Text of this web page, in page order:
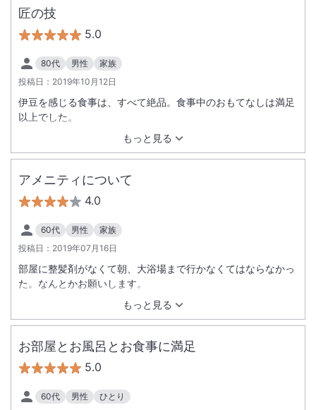
匠の技
5.0
80代 男性
家族
投稿日： 2019年10月12日
もっと見る
伊豆を感じる食事は、すべて絶品。食事中のおもてなしは満足
以上でした。
アメニティについて
4.0
60代 男性
家族
投稿日： 2019年07月16日
もっと見る
部屋に整髪剤がなくて朝、大浴場まで行かなくてはならなかっ
た。なんとかお願いします。
お部屋とお風呂とお食事に満足
5.0
60代 男性
ひとり